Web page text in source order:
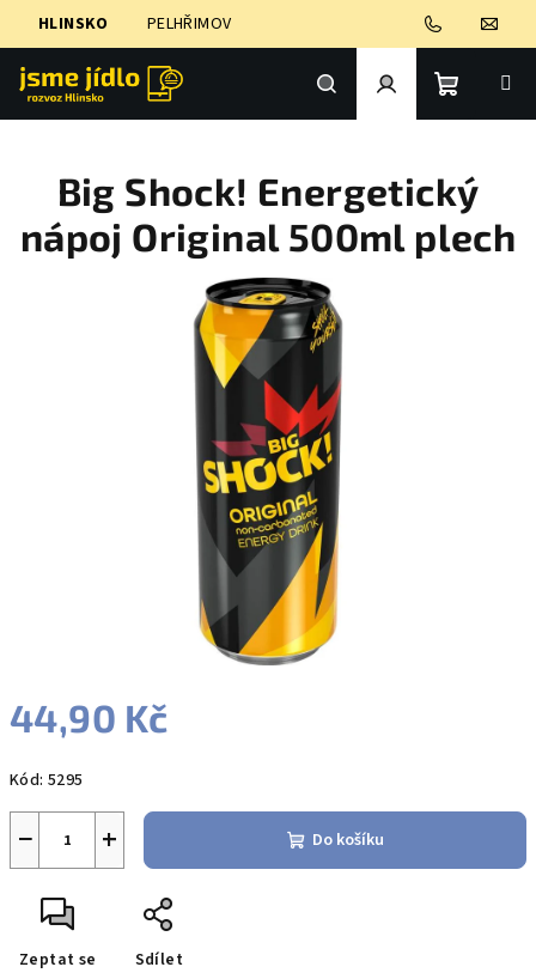
HLINSKO PELHŘIMOV
Hledat PřihlášeníNákupní
košík
44,90 Kč
cena:
Kód: 5295
+
− Do košíku
Zeptat se Sdílet
Big Shock! Energetický
nápoj Original 500ml plech